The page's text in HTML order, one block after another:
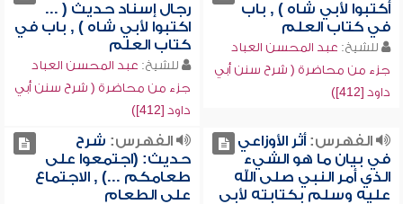
أكتبوا لأبي شاه ) , باب
في كتاب العلم
للشيخ: عبد المحسن العباد
جزء من محاضرة ( شرح سنن أبي
داود [412])
رجال إسناد حديث ( ...
اكتبوا لأبي شاه ) , باب في
كتاب العلم
للشيخ: عبد المحسن العباد
جزء من محاضرة ( شرح سنن أبي
داود [412])
الفهرس:أثر الأوزاعي
في بيان ما هو الشيء
الذي أمر النبي صلى الله
عليه وسلم بكتابته لأبي
الفهرس: شرح
حديث: (اجتمعوا على
طعامكم ...) , الاجتماع
على الطعام